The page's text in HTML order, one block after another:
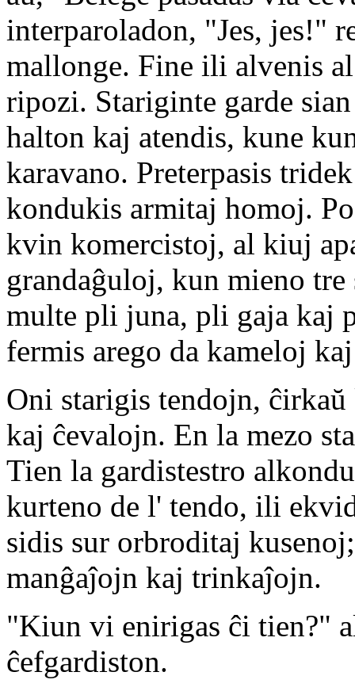
interparoladon, "Jes, jes!"
mallonge. Fine ili alvenis
ripozi. Stariginte garde
halton kaj atendis, kune
karavano. Preterpasis
kondukis armitaj homoj.
kvin komercistoj, al kiuj
grandaĝuloj, kun mieno
multe pli juna, pli gaja kaj
fermis arego da kameloj
Oni starigis tendojn,
kaj ĉevalojn. En la mezo
Tien la gardistestro
kurteno de l' tendo, ili
sidis sur orbroditaj
manĝaĵojn kaj trinkaĵojn.
"Kiun vi enirigas ĉi tien?"
ĉefgardiston.